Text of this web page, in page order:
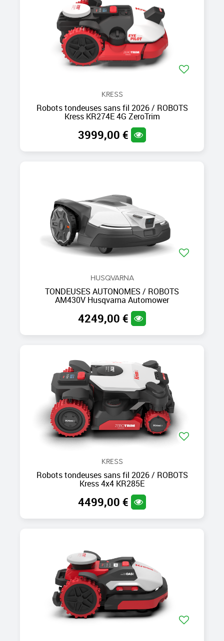
KRESS
Robots tondeuses sans fil 2026 / ROBOTS
Kress KR274E 4G ZeroTrim
3999,00 €
HUSQVARNA
TONDEUSES AUTONOMES / ROBOTS
AM430V Husqvarna Automower
4249,00 €
KRESS
Robots tondeuses sans fil 2026 / ROBOTS
Kress 4x4 KR285E
4499,00 €